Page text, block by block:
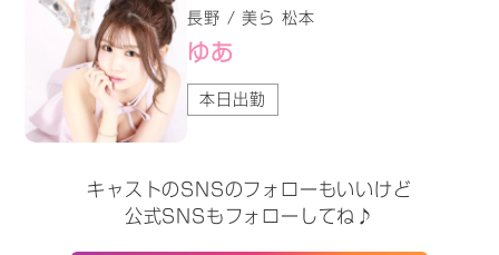
長野 / 美ら 松本
ゆあ
本日出勤
キャストのSNSのフォローもいいけど
公式SNSもフォローしてね♪